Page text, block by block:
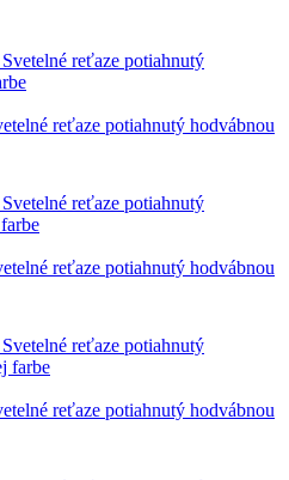
reťaze potiahnutý hodvábnou
reťaze potiahnutý hodvábnou
reťaze potiahnutý hodvábnou